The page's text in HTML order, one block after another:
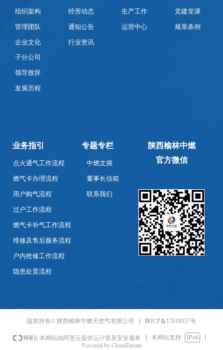
组织架构
管理团队
企业文化
子分公司
领导致辞
发展历程
经营动态
通知公告
行业资讯
生产工作
运营中心
党建党课
规章条例
业务指引
点火通气工作流程
燃气卡办理流程
用户购气流程
过户工作流程
燃气卡补气工作流程
维修及售后服务流程
户内抢修工作流程
隐患处置流程
专题专栏
中燃文摘
董事长信箱
联系我们
陕西榆林中燃
官方微信
版权所有© 陕西榆林中燃天然气有限公司 陕ICP备17018057号
本网站由阿里云提供云计算及安全服务 本网站支持
IPv6
Powered by CloudDream